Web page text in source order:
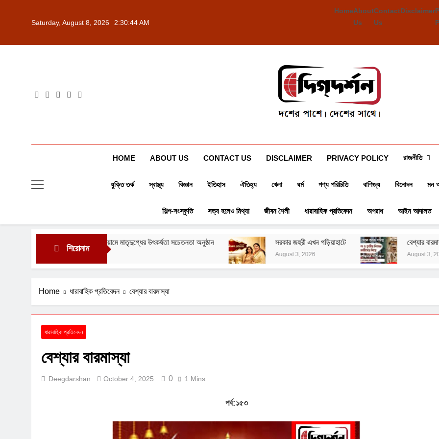
Saturday, August 8, 2026 2:30:46 AM
HomeAbout
Us
Contact
Us
Disclaimer
Deegdarshan
HOME ABOUT US CONTACT US DISCLAIMER PRIVACY POLICY রাজনীতি
যুক্তি তর্ক স্বাস্থ্য বিজ্ঞান ইতিহাস ঐতিহ্য খেলা ধর্ম পণ্য পরিচিতি বাণিজ্য বিনোদন মন
শিল্প-সংস্কৃতি সত্য হলেও মিথ্যা জীবন শৈলী ধারাবাহিক প্রতিবেদন অপরাধ আইন আদালত
শিরোনাম
মাতৃদুগ্ধের উৎকর্ষতা সচেতনতা অনুষ্ঠান সরকার জহুরী এখন গড়িয়াহাটে বেশ্যার বারমাস্যা রং
August
Home ধারাবাহিক প্রতিবেদন বেশ্যার বারমাস্যা
ধারাবাহিক প্রতিবেদন
বেশ্যার বারমাস্যা
Deegdarshan October 4, 2025 0 1 Mins
পর্ব:১৫৩